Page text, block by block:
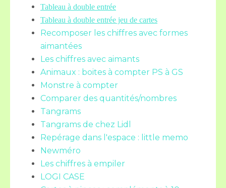
Tableau à double entrée
Tableau à double entrée jeu de cartes
Recomposer les chiffres avec formes
aimantées
Les chiffres avec aimants
Animaux : boites à compter PS à GS
Monstre à compter
Comparer des quantités/nombres
Tangrams
Tangrams de chez Lidl
Repérage dans l'espace : little memo
Newméro
Les chiffres à empiler
LOGI CASE